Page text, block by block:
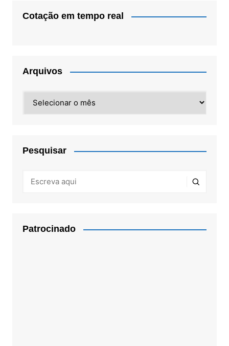
Cotação em tempo real
Arquivos
Pesquisar
Patrocinado